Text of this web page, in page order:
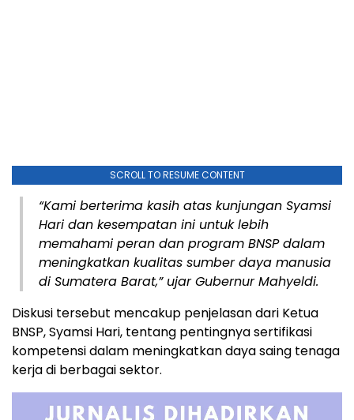
SCROLL TO RESUME CONTENT
“Kami berterima kasih atas kunjungan Syamsi
Hari dan kesempatan ini untuk lebih
memahami peran dan program BNSP dalam
meningkatkan kualitas sumber daya manusia
di Sumatera Barat,” ujar Gubernur Mahyeldi.
Diskusi tersebut mencakup penjelasan dari Ketua
BNSP, Syamsi Hari, tentang pentingnya sertifikasi
kompetensi dalam meningkatkan daya saing tenaga
kerja di berbagai sektor.